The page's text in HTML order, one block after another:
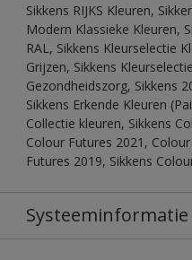
Sikkens RIJKS Kleuren,
Modern Klassieke Kleuren,
RAL, Sikkens Kleurselectie
Grijzen, Sikkens
Gezondheidszorg, Sikkens
Sikkens Erkende Kleuren
Collectie kleuren, Sikkens
Colour Futures 2021,
Futures 2019, Sikkens
Systeeminformatie